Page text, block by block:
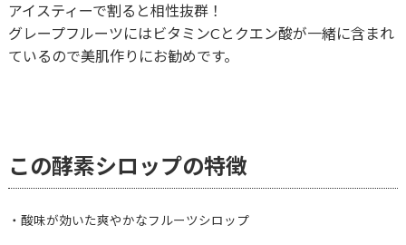
アイスティーで割ると相性抜群！
グレープフルーツにはビタミンCとクエン酸が一緒に含まれ
ているので美肌作りにお勧めです。
この酵素シロップの特徴
・酸味が効いた爽やかなフルーツシロップ